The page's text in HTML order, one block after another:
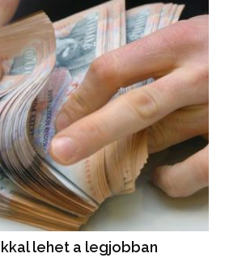
lehet a legjobban